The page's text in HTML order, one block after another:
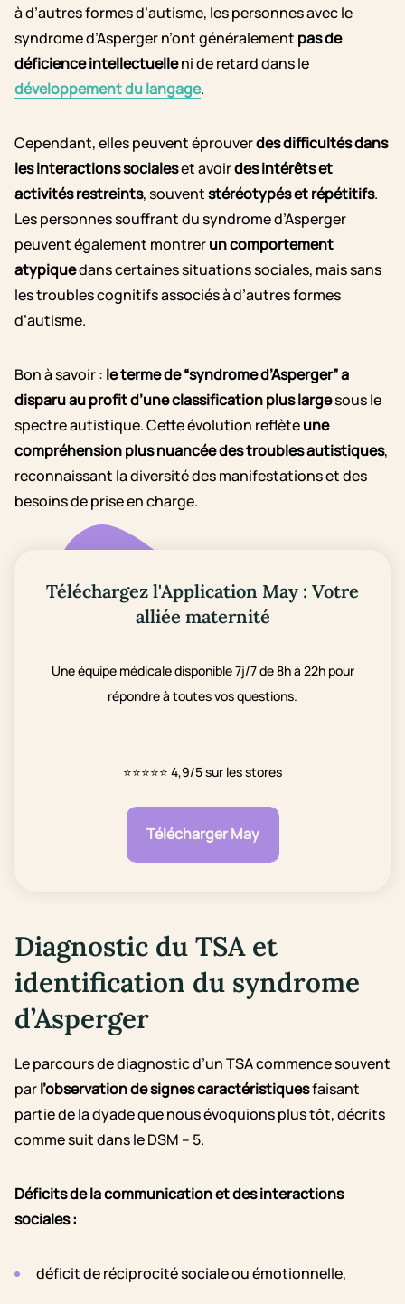
à d’autres formes d’autisme, les personnes avec le
syndrome d’Asperger n’ont généralement pas de
déficience intellectuelleni de retard dans le
développement du langage.
Cependant, elles peuvent éprouverdes difficultés dans
les interactions socialeset avoirdes intérêts et
activités restreints, souventstéréotypés et répétitifs.
Les personnes souffrant du syndrome d’Asperger
peuvent également montrerun comportement
atypiquedans certaines situations sociales, mais sans
les troubles cognitifs associés à d’autres formes
d’autisme.
Bon à savoir : le terme de “syndrome d’Asperger” a
disparu au profit d’une classification plus largesous le
spectre autistique. Cette évolution reflèteune
compréhension plus nuancée des troubles autistiques,
reconnaissant la diversité des manifestations et des
besoins de prise en charge.
Téléchargez l'Application May : Votre
alliée maternité
Une équipe médicale disponible 7j/7 de 8h à 22h pour
répondre à toutes vos questions.
⭐⭐⭐⭐⭐ 4,9/5 sur les stores
Télécharger May
Diagnostic du TSA et
identification du syndrome
d’Asperger
Le parcours de diagnostic d’un TSA commence souvent
parl’observation de signes caractéristiquesfaisant
partie de la dyade que nous évoquions plus tôt, décrits
comme suit dans le DSM – 5.
Déficits de la communication et des interactions
sociales :
déficit de réciprocité sociale ou émotionnelle,